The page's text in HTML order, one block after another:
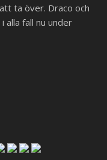
ta över. Draco och
alla fall nu under